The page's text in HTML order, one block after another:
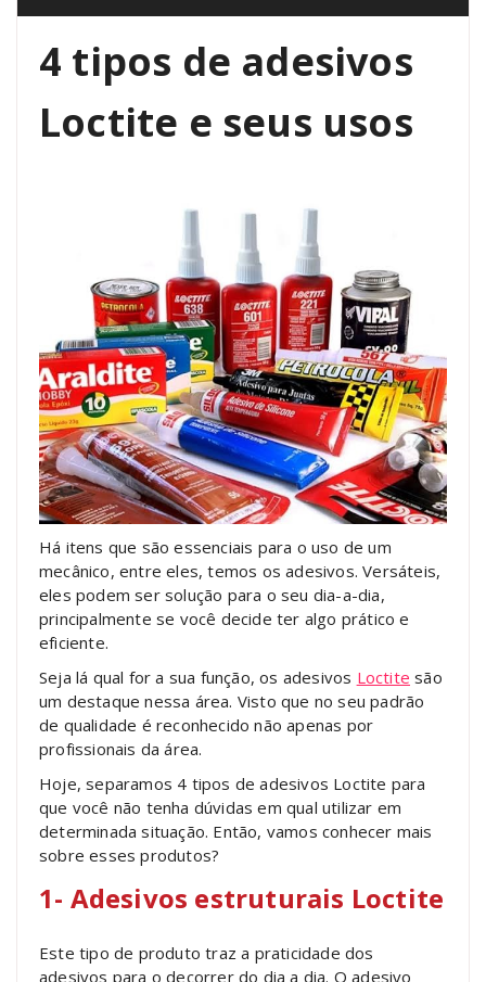
4 tipos de adesivos
Loctite e seus usos
Há itens que são essenciais para o uso de um
mecânico, entre eles, temos os adesivos. Versáteis,
eles podem ser solução para o seu dia-a-dia,
principalmente se você decide ter algo prático e
eficiente.
Seja lá qual for a sua função, os adesivos Loctite são
um destaque nessa área. Visto que no seu padrão
de qualidade é reconhecido não apenas por
profissionais da área.
Hoje, separamos 4 tipos de adesivos Loctite para
que você não tenha dúvidas em qual utilizar em
determinada situação. Então, vamos conhecer mais
sobre esses produtos?
1- Adesivos estruturais Loctite
Este tipo de produto traz a praticidade dos
adesivos para o decorrer do dia a dia. O adesivo